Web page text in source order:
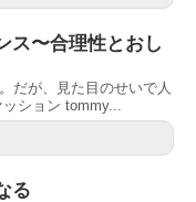
ス〜合理性とおし
だが、見た目のせいで人
ション tommy...
る